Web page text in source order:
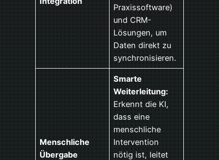
Praxissoftware)
und CRM-
Lösungen, um
Daten direkt zu
synchronisieren.
Menschliche
Übergabe
Smarte
Weiterleitung:
Erkennt die KI,
dass eine
menschliche
Intervention
nötig ist, leitet